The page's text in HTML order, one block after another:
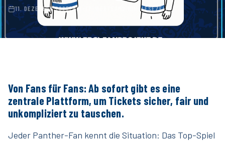
11. DEZEMBER 2025ERCI-FP-WEBTEAM 2 MIN. LESEZEIT
Von Fans für Fans: Ab sofort gibt es eine
zentrale Plattform, um Tickets sicher, fair und
unkompliziert zu tauschen.
Jeder Panther-Fan kennt die Situation: Das Top-Spiel